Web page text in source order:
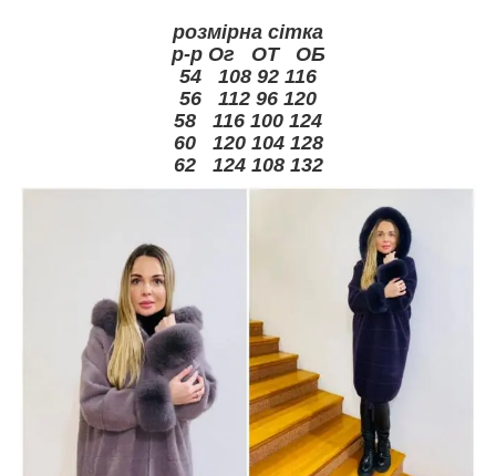
розмірна сітка
р-р Ог ОТ ОБ
54 108 92 116
56 112 96 120
58 116 100 124
60 120 104 128
62 124 108 132